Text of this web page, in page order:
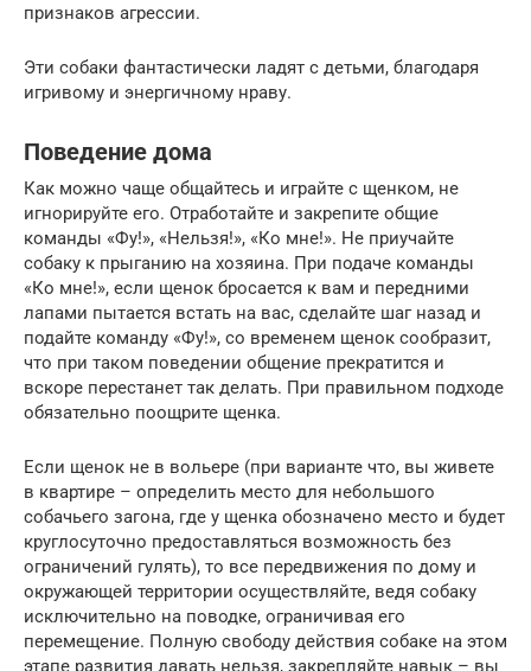
признаков агрессии.
Эти собаки фантастически ладят с детьми, благодаря
игривому и энергичному нраву.
Поведение дома
Как можно чаще общайтесь и играйте с щенком, не
игнорируйте его. Отработайте и закрепите общие
команды «Фу!», «Нельзя!», «Ко мне!». Не приучайте
собаку к прыганию на хозяина. При подаче команды
«Ко мне!», если щенок бросается к вам и передними
лапами пытается встать на вас, сделайте шаг назад и
подайте команду «Фу!», со временем щенок сообразит,
что при таком поведении общение прекратится и
вскоре перестанет так делать. При правильном подходе
обязательно поощрите щенка.
Если щенок не в вольере (при варианте что, вы живете
в квартире – определить место для небольшого
собачьего загона, где у щенка обозначено место и будет
круглосуточно предоставляться возможность без
ограничений гулять), то все передвижения по дому и
окружающей территории осуществляйте, ведя собаку
исключительно на поводке, ограничивая его
перемещение. Полную свободу действия собаке на этом
этапе развития давать нельзя, закрепляйте навык – вы